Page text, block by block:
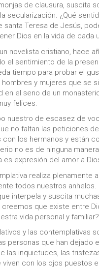
de clausura, suscita
secularización. ¿Qué
santa Teresa de Jesús,
Dios en la vida de cada
novelista cristiano, hace
el sentimiento de la
tiempo para probar el
hombres y mujeres que se
en el seno de un
felices.
nuestro de escasez de
no faltan las peticiones
con los hermanos y están
no es de ninguna
es expresión del amor a
realiza plenamente
todos nuestros
interpela y suscita
creemos que existe entre
vida personal y familiar?
y las contemplativas
personas que han dejado
las inquietudes, las
viven con los ojos puestos